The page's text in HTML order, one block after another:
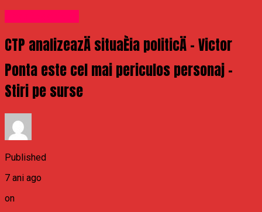
CTP analizeazÄ situaÈia politicÄ – Victor
Ponta este cel mai periculos personaj –
Stiri pe surse
Published
7 ani ago
on